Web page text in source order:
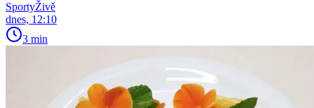
SportyŽivě
dnes, 12:10
3 min